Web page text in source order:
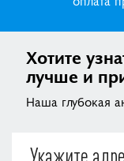
Хотите
лучше и
Наша глубокая